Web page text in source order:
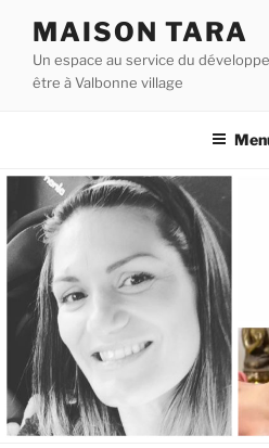
contenu
principal
MAISON TARA
Un espace au service du
être à Valbonne village